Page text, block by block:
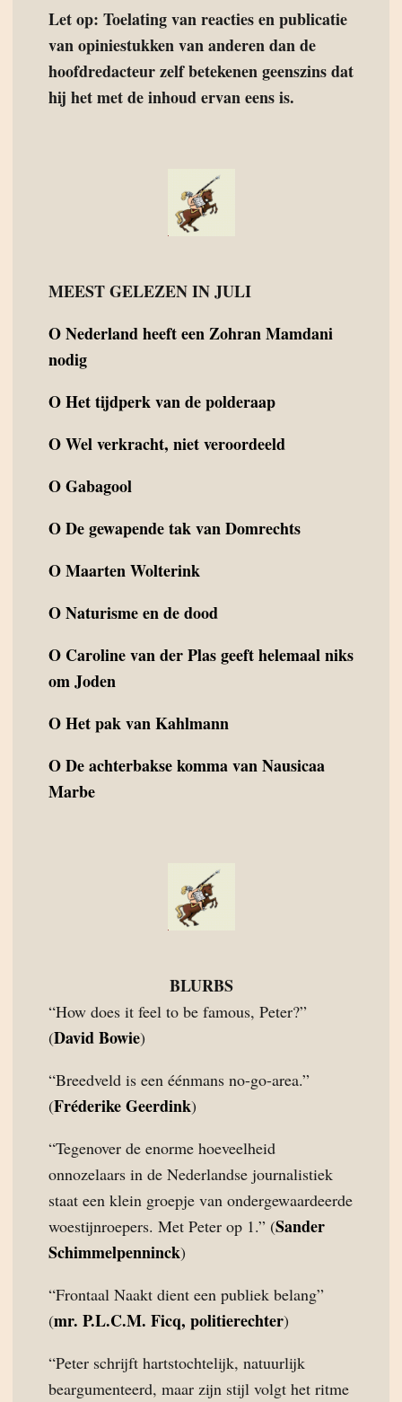
Let op: Toelating van reacties en publicatie
van opiniestukken van anderen dan de
hoofdredacteur zelf betekenen geenszins dat
hij het met de inhoud ervan eens is.
MEEST GELEZEN IN JULI
ONederland heeft een Zohran Mamdani
nodig
OHet tijdperk van de polderaap
OWel verkracht, niet veroordeeld
OGabagool
ODe gewapende tak van Domrechts
OMaarten Wolterink
ONaturisme en de dood
O Caroline van der Plas geeft helemaal niks
om Joden
OHet pak van Kahlmann
ODe achterbakse komma van Nausicaa
Marbe
BLURBS
“How does it feel to be famous, Peter?”
(David Bowie)
“Breedveld is een éénmans no-go-area.”
(Fréderike Geerdink)
“Tegenover de enorme hoeveelheid
onnozelaars in de Nederlandse journalistiek
staat een klein groepje van ondergewaardeerde
woestijnroepers. Met Peter op 1.” (Sander
Schimmelpenninck)
“Frontaal Naakt dient een publiek belang”
(mr. P.L.C.M. Ficq, politierechter)
“Peter schrijft hartstochtelijk, natuurlijk
beargumenteerd, maar zijn stijl volgt het ritme